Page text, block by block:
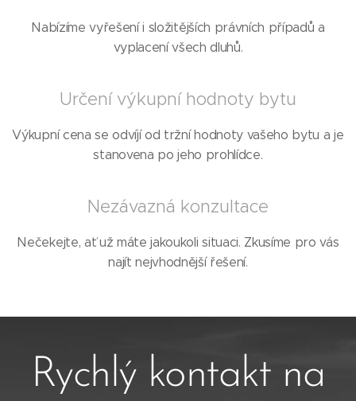
Nabízíme vyřešení i složitějších právních případů a
vyplacení všech dluhů.
Určení výkupní hodnoty bytu
Výkupní cena se odvíjí od tržní hodnoty vašeho bytu a je
stanovena po jeho prohlídce.
Nezávazná konzultace
Nečekejte, ať už máte jakoukoli situaci. Zkusíme pro vás
najít nejvhodnější řešení.
Rychlý kontakt na